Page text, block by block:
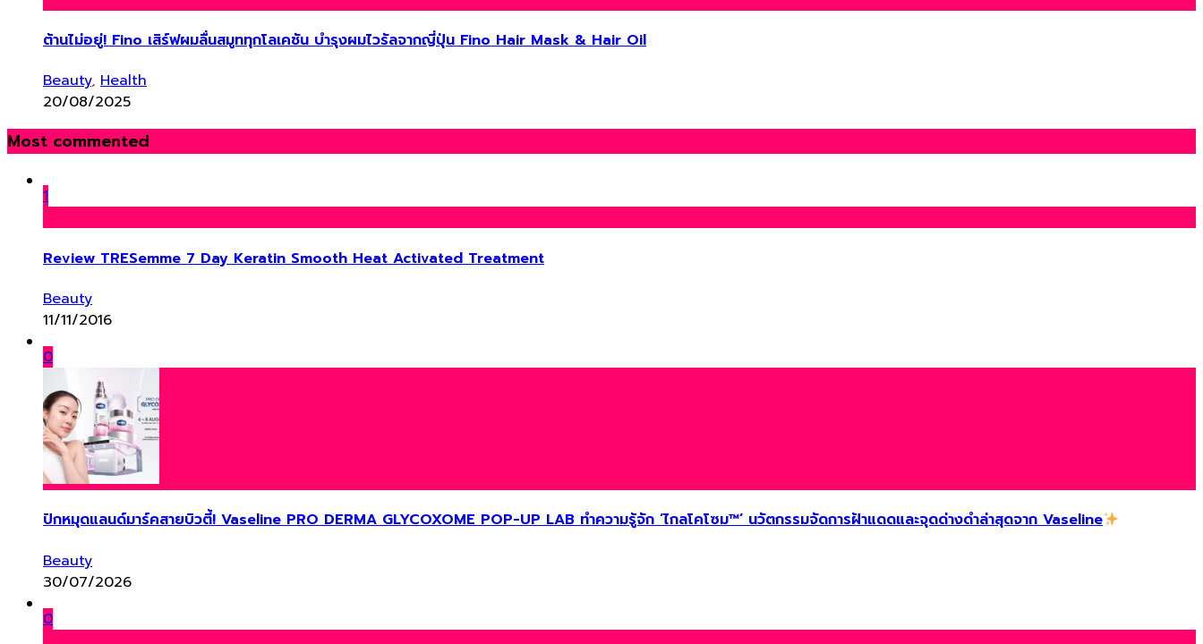
ต้านไม่อยู่! Fino เสิร์ฟผมลื่นสมูททุกโลเคชัน บำรุงผมไวรัลจากญี่ปุ่น Fino Hair Mask & Hair Oil
Beauty, Health
20/08/2025
Most commented
1
Review TRESemme 7 Day Keratin Smooth Heat Activated Treatment
Beauty
11/11/2016
0
ปักหมุดแลนด์มาร์คสายบิวตี้! Vaseline PRO DERMA GLYCOXOME POP-UP LAB ทำความรู้จัก ‘ไกลโคโซม™’ นวัตกรรมจัดการฝ้าแดดและจุดด่างดำล่าสุดจาก Vaseline
Beauty
30/07/2026
0